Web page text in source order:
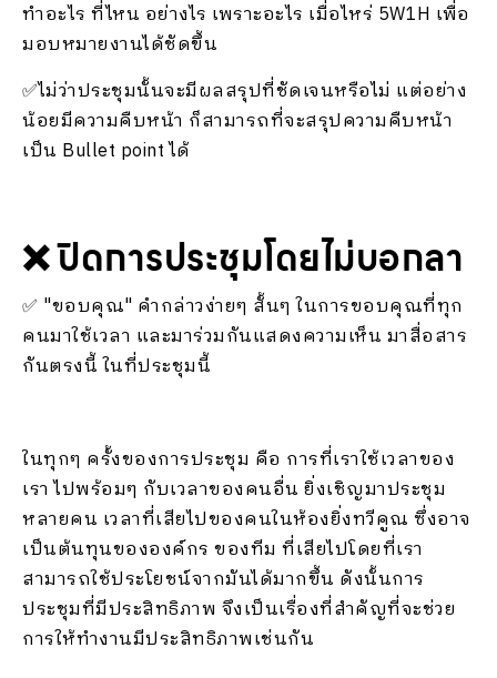
ทำอะไร ที่ไหน อย่างไร เพราะอะไร เมื่อไหร่ 5W1H เพื่อ
มอบหมายงานได้ชัดขึ้น
✅ไม่ว่าประชุมนั้นจะมีผลสรุปที่ชัดเจนหรือไม่ แต่อย่าง
น้อยมีความคืบหน้า ก็สามารถที่จะสรุปความคืบหน้า
เป็น Bullet point ได้
❌ ปิดการประชุมโดยไม่บอกลา
✅ "ขอบคุณ" คำกล่าวง่ายๆ สั้นๆ ในการขอบคุณที่ทุก
คนมาใช้เวลา และมาร่วมกันแสดงความเห็น มาสื่อสาร
กันตรงนี้ ในที่ประชุมนี้
ในทุกๆ ครั้งของการประชุม คือ การที่เราใช้เวลาของ
เรา ไปพร้อมๆ กับเวลาของคนอื่น ยิ่งเชิญมาประชุม
หลายคน เวลาที่เสียไปของคนในห้องยิ่งทวีคูณ ซึ่งอาจ
เป็นต้นทุนขององค์กร ของทีม ที่เสียไปโดยที่เรา
สามารถใช้ประโยชน์จากมันได้มากขึ้น ดังนั้นการ
ประชุมที่มีประสิทธิภาพ จึงเป็นเรื่องที่สำคัญที่จะช่วย
การให้ทำงานมีประสิทธิภาพเช่นกัน